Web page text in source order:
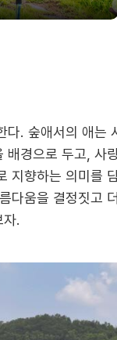
다. 숲애서의 애는
배경으로 두고, 사
지향하는 의미를
다움을 결정짓고
.